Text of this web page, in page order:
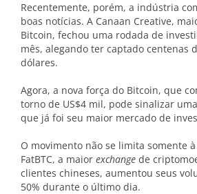
Recentemente, porém, a indústria
boas notícias. A Canaan Creative,
Bitcoin, fechou uma rodada de
mês, alegando ter captado centenas
dólares.
Agora, a nova força do Bitcoin, que
torno de US$4 mil, pode sinalizar
que já foi seu maior mercado de
O movimento não se limita somente
FatBTC, a maior exchange de
clientes chineses, aumentou seus
50% durante o último dia.